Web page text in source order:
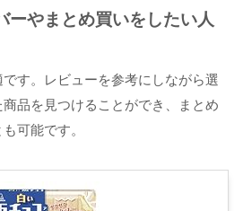
ーやまとめ買いをしたい人
す。レビューを参考にしながら選
品を見つけることができ、まとめ
可能です。